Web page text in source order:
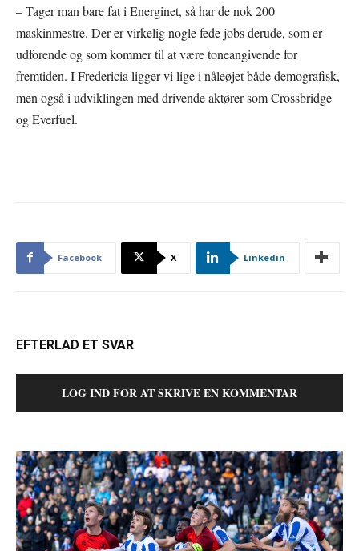
– Tager man bare fat i Energinet, så har de nok 200
maskinmestre. Der er virkelig nogle fede jobs derude, som er
udforende og som kommer til at være toneangivende for
fremtiden. I Fredericia ligger vi lige i nåleøjet både demografisk,
men også i udviklingen med drivende aktører som Crossbridge
og Everfuel.
Facebook X Linkedin
EFTERLAD ET SVAR
LOG IND FOR AT SKRIVE EN KOMMENTAR